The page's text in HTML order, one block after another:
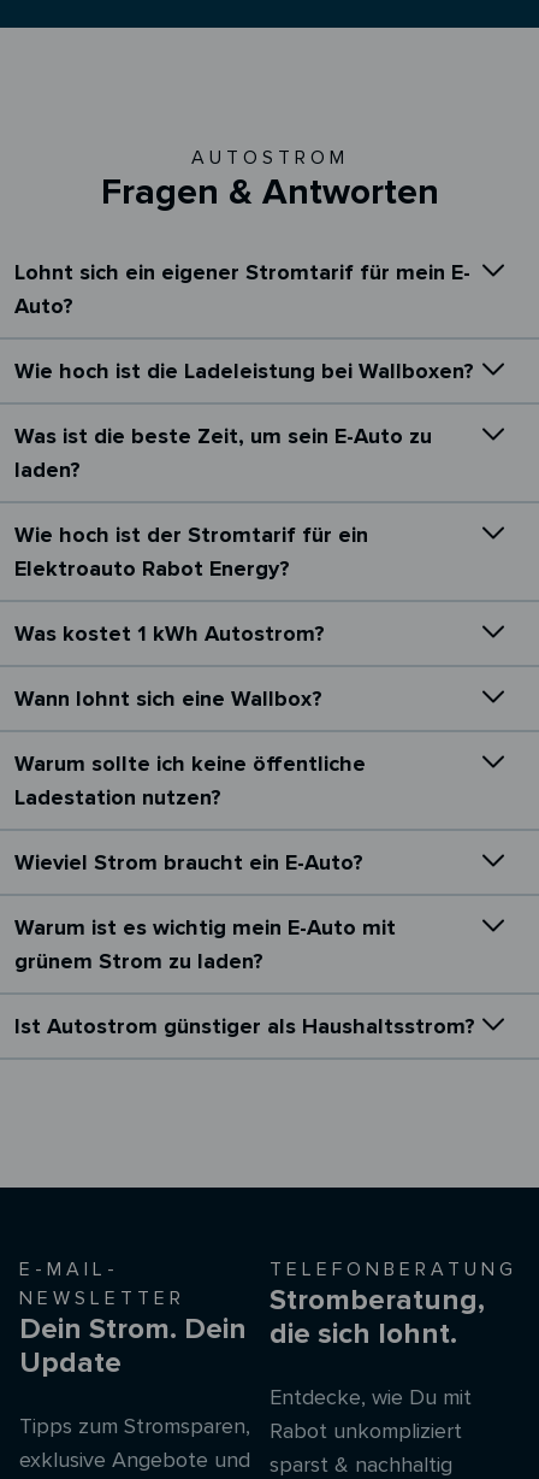
AUTOSTROM
Fragen & Antworten
Lohnt sich ein eigener Stromtarif für mein E-
Auto?
Wie hoch ist die Ladeleistung bei Wallboxen?
Was ist die beste Zeit, um sein E-Auto zu
laden?
Wie hoch ist der Stromtarif für ein
Elektroauto Rabot Energy?
Was kostet 1 kWh Autostrom?
Wann lohnt sich eine Wallbox?
Warum sollte ich keine öffentliche
Ladestation nutzen?
Wieviel Strom braucht ein E-Auto?
Warum ist es wichtig mein E-Auto mit
grünem Strom zu laden?
Ist Autostrom günstiger als Haushaltsstrom?
E-MAIL-
NEWSLETTER
Dein Strom. Dein
Update
Tipps zum Stromsparen,
exklusive Angebote und
TELEFONBERATUNG
Stromberatung,
die sich lohnt.
Entdecke, wie Du mit
Rabot unkompliziert
sparst & nachhaltig